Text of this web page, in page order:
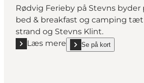
Rødvig Ferieby på Stevns byder
bed & breakfast og camping
strand og Stevns Klint.
Læs mere
Læs mere "Rødvig Ferieby"
Se på kort
show Rødvig Ferieby